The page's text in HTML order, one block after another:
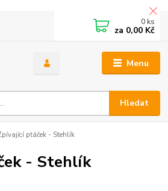
Menu
Hledat
0 ks
za 0,00 Kč
ptáček - Stehlík
- Stehlík